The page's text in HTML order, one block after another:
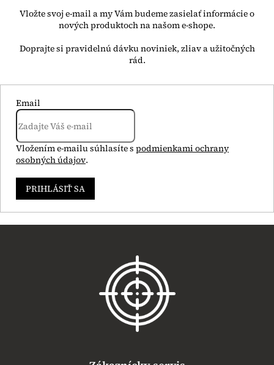
Vložte svoj e-mail a my Vám budeme zasielať informácie o
nových produktoch na našom e-shope.
Email
Vložením e-mailu súhlasíte s podmienkami ochrany
osobných údajov.
PRIHLÁSIŤ SA